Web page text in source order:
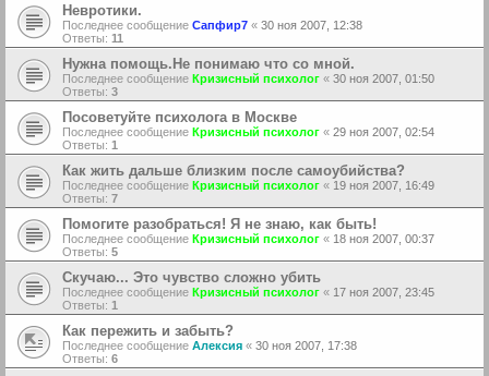
Невротики.
Последнее сообщение Сапфир7 « 30 ноя 2007, 12:38
Ответы: 11
Нужна помощь.Не понимаю что со мной.
Последнее сообщение Кризисный психолог « 30 ноя 2007, 01:50
Ответы: 3
Посоветуйте психолога в Москве
Последнее сообщение Кризисный психолог « 29 ноя 2007, 02:54
Ответы: 1
Как жить дальше близким после самоубийства?
Последнее сообщение Кризисный психолог « 19 ноя 2007, 16:49
Ответы: 7
Помогите разобраться! Я не знаю, как быть!
Последнее сообщение Кризисный психолог « 18 ноя 2007, 00:37
Ответы: 5
Скучаю... Это чувство сложно убить
Последнее сообщение Кризисный психолог « 17 ноя 2007, 23:45
Ответы: 1
Как пережить и забыть?
Последнее сообщение Алексия « 30 ноя 2007, 17:38
Ответы: 6